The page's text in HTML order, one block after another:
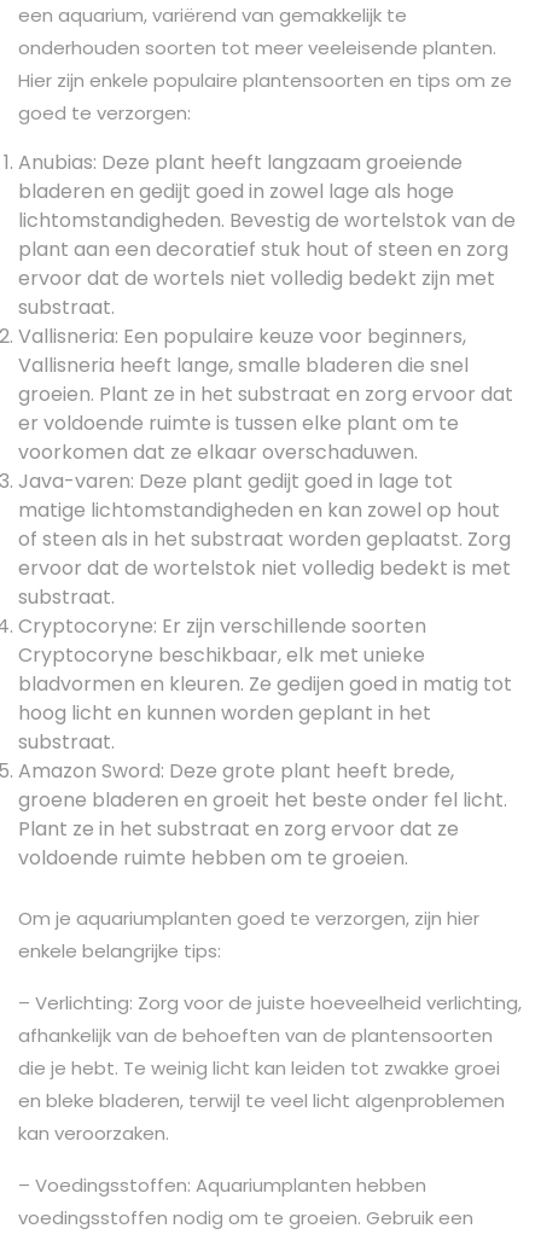
een aquarium, variërend van gemakkelijk te
onderhouden soorten tot meer veeleisende planten.
Hier zijn enkele populaire plantensoorten en tips om ze
goed te verzorgen:
Anubias: Deze plant heeft langzaam groeiende
bladeren en gedijt goed in zowel lage als hoge
lichtomstandigheden. Bevestig de wortelstok van de
plant aan een decoratief stuk hout of steen en zorg
ervoor dat de wortels niet volledig bedekt zijn met
substraat.
Vallisneria: Een populaire keuze voor beginners,
Vallisneria heeft lange, smalle bladeren die snel
groeien. Plant ze in het substraat en zorg ervoor dat
er voldoende ruimte is tussen elke plant om te
voorkomen dat ze elkaar overschaduwen.
Java-varen: Deze plant gedijt goed in lage tot
matige lichtomstandigheden en kan zowel op hout
of steen als in het substraat worden geplaatst. Zorg
ervoor dat de wortelstok niet volledig bedekt is met
substraat.
Cryptocoryne: Er zijn verschillende soorten
Cryptocoryne beschikbaar, elk met unieke
bladvormen en kleuren. Ze gedijen goed in matig tot
hoog licht en kunnen worden geplant in het
substraat.
Amazon Sword: Deze grote plant heeft brede,
groene bladeren en groeit het beste onder fel licht.
Plant ze in het substraat en zorg ervoor dat ze
voldoende ruimte hebben om te groeien.
Om je aquariumplanten goed te verzorgen, zijn hier
enkele belangrijke tips:
– Verlichting: Zorg voor de juiste hoeveelheid verlichting,
afhankelijk van de behoeften van de plantensoorten
die je hebt. Te weinig licht kan leiden tot zwakke groei
en bleke bladeren, terwijl te veel licht algenproblemen
kan veroorzaken.
– Voedingsstoffen: Aquariumplanten hebben
voedingsstoffen nodig om te groeien. Gebruik een